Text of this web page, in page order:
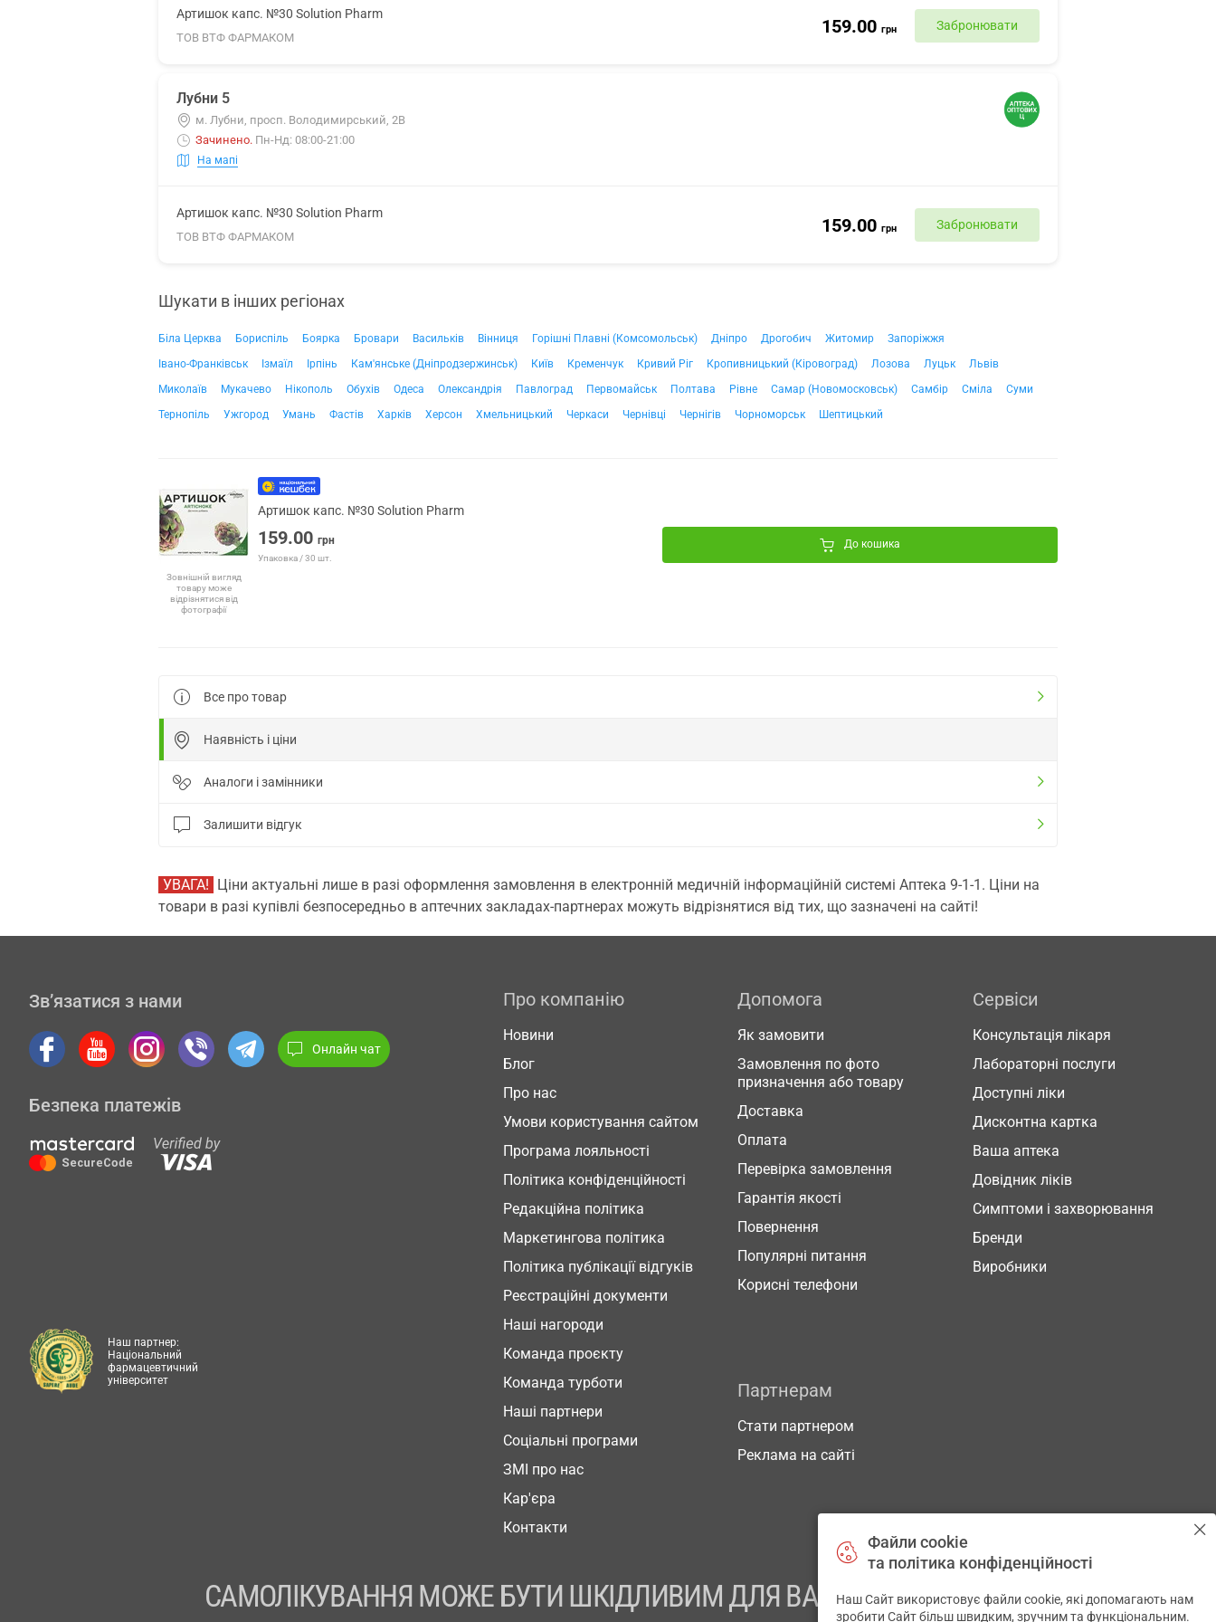
Артишок капс. №30 Solution Pharm
ТОВ ВТФ ФАРМАКОМ
159.00 грн Забронювати
Лубни 5
м. Лубни, просп. Володимирський, 2В
Зачинено. Пн-Нд: 08:00-21:00
На мапі
Артишок капс. №30 Solution Pharm
ТОВ ВТФ ФАРМАКОМ
159.00 грн Забронювати
Шукати в інших регіонах
Біла Церква Бориспіль Боярка Бровари Васильків Вінниця Горішні Плавні (Комсомольськ) Дніпро Дрогобич Житомир
Запоріжжя
Івано-Франківськ
Ізмаїл Ірпінь Кам'янське (Дніпродзержинськ) Київ Кременчук Кривий Ріг Кропивницький (Кіровоград) Лозова Луцьк
Львів
Миколаїв
Мукачево Нікополь Обухів Одеса Олександрія Павлоград Первомайськ Полтава Рівне Самар (Новомосковськ) Самбір Сміла
Суми
Тернопіль
Ужгород Умань Фастів Харків Херсон Хмельницький Черкаси Чернівці Чернігів Чорноморськ Шептицький
Зовнішній вигляд
товару може
відрізнятися від
фотографії
Артишок капс. №30 Solution Pharm
159.00 грн
Упаковка / 30 шт.
До кошика
Все про товар
Наявність і ціни
Аналоги і замінники
Залишити відгук
УВАГА! Ціни актуальні лише в разі оформлення замовлення в електронній медичній інформаційній системі Аптека 9-1-1. Ціни на
товари в разі купівлі безпосередньо в аптечних закладах-партнерах можуть відрізнятися від тих, що зазначені на сайті!
Зв’язатися з нами
Онлайн чат
Безпека платежів
Про компанію
Новини
Блог
Про нас
Умови користування сайтом
Програма лояльності
Політика конфіденційності
Редакційна політика
Маркетингова політика
Політика публікації відгуків
Реєстраційні документи
Наші нагороди
Команда проєкту
Команда турботи
Наші партнери
Соціальні програми
ЗМІ про нас
Кар'єра
Контакти
Допомога
Як замовити
Замовлення по фото
призначення або товару
Доставка
Оплата
Перевірка замовлення
Гарантія якості
Повернення
Популярні питання
Корисні телефони
Сервіси
Консультація лікаря
Лабораторні послуги
Доступні ліки
Дисконтна картка
Ваша аптека
Довідник ліків
Симптоми і захворювання
Бренди
Виробники
Партнерам
Стати партнером
Реклама на сайті
Наш партнер:
Національний
фармацевтичний
університет
САМОЛІКУВАННЯ МОЖЕ БУТИ ШКІДЛИВИМ ДЛЯ ВАШОГО ЗДОРОВ’Я
Файли cookie
та політика конфіденційності
Наш Сайт використовує файли cookie, які допомагають нам
зробити Сайт більш швидким, зручним та функціональним.
✕